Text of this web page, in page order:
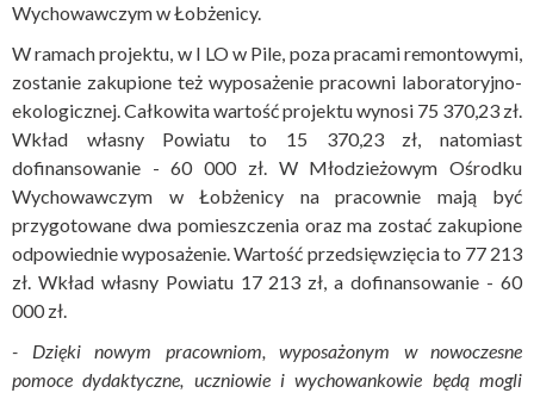
Wychowawczym w Łobżenicy.
W ramach projektu, w I LO w Pile, poza pracami remontowymi,
zostanie zakupione też wyposażenie pracowni laboratoryjno-
ekologicznej. Całkowita wartość projektu wynosi 75 370,23 zł.
Wkład własny Powiatu to 15 370,23 zł, natomiast
dofinansowanie - 60 000 zł. W Młodzieżowym Ośrodku
Wychowawczym w Łobżenicy na pracownie mają być
przygotowane dwa pomieszczenia oraz ma zostać zakupione
odpowiednie wyposażenie. Wartość przedsięwzięcia to 77 213
zł. Wkład własny Powiatu 17 213 zł, a dofinansowanie - 60
000 zł.
- Dzięki nowym pracowniom, wyposażonym w nowoczesne
pomoce dydaktyczne, uczniowie i wychowankowie będą mogli